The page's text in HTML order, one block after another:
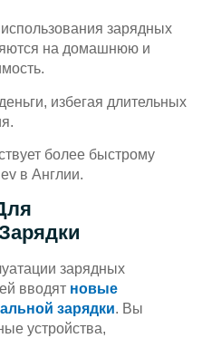
зарядных
на домашнюю и
избегая длительных
более быстрому
в Англии.
зарядных
вводят новые
зарядки. Вы
устройства,